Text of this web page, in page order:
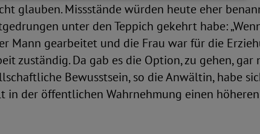
glauben. Missstände würden heute eher
unter den Teppich gekehrt habe:
Mann gearbeitet und die Frau war für die
zuständig. Da gab es die Option, zu gehen, gar
Bewusstsein, so die Anwältin, habe
in der öffentlichen Wahrnehmung einen höheren